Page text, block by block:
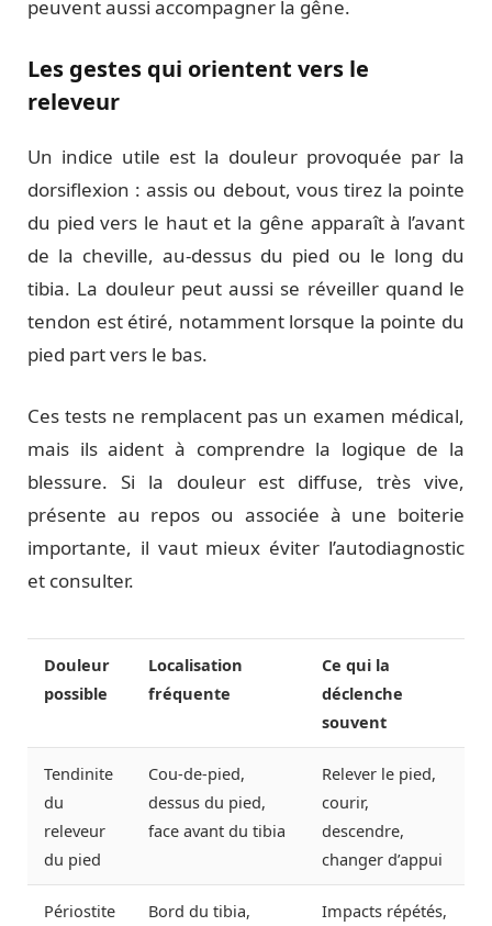
peuvent aussi accompagner la gêne.
Les gestes qui orientent vers le
releveur
Un indice utile est la douleur provoquée par la
dorsiflexion : assis ou debout, vous tirez la pointe
du pied vers le haut et la gêne apparaît à l’avant
de la cheville, au-dessus du pied ou le long du
tibia. La douleur peut aussi se réveiller quand le
tendon est étiré, notamment lorsque la pointe du
pied part vers le bas.
Ces tests ne remplacent pas un examen médical,
mais ils aident à comprendre la logique de la
blessure. Si la douleur est diffuse, très vive,
présente au repos ou associée à une boiterie
importante, il vaut mieux éviter l’autodiagnostic
et consulter.
Douleur
possible
Localisation
fréquente
Ce qui la
déclenche
souvent
Tendinite
du
releveur
du pied
Cou-de-pied,
dessus du pied,
face avant du tibia
Relever le pied,
courir,
descendre,
changer d’appui
Périostite
Bord du tibia,
Impacts répétés,